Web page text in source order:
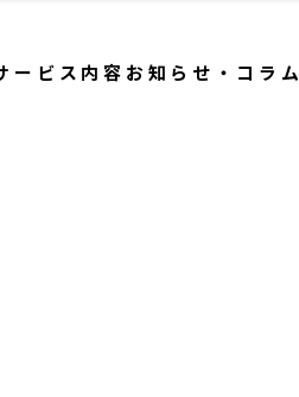
ービス内容 お知らせ・コラム